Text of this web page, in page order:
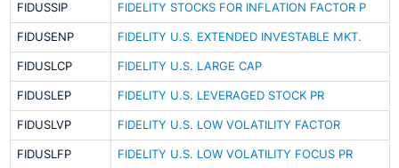
FIDUSSIP FIDELITY STOCKS FOR INFLATION FACTOR P
FIDUSENP FIDELITY U.S. EXTENDED INVESTABLE MKT.
FIDUSLCP FIDELITY U.S. LARGE CAP
FIDUSLEP FIDELITY U.S. LEVERAGED STOCK PR
FIDUSLVP FIDELITY U.S. LOW VOLATILITY FACTOR
FIDUSLFP FIDELITY U.S. LOW VOLATILITY FOCUS PR